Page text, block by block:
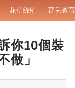
花草綠植 育兒教育
你10個裝
做」